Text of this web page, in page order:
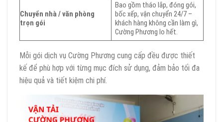
Chuyển nhà / văn phòng
trọn gói
Bao gồm tháo lắp, đóng gói,
bốc xếp, vận chuyển 24/7 –
khách hàng không cần làm gì,
Cường Phương lo hết.
Mỗi gói dịch vụ Cường Phương cung cấp đều được thiết
kế để phù hợp với từng mục đích sử dụng, đảm bảo tối đa
hiệu quả và tiết kiệm chi phí.